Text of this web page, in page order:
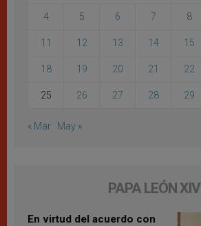
4 5 6 7 8
11 12 13 14 15
18 19 20 21 22
25 26 27 28 29
« Mar May »
PAPA LEÓN XIV
En virtud del acuerdo con